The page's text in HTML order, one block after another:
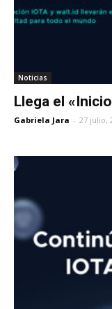
Noticias
Llega el
Gabriela Jara - 27 julio,